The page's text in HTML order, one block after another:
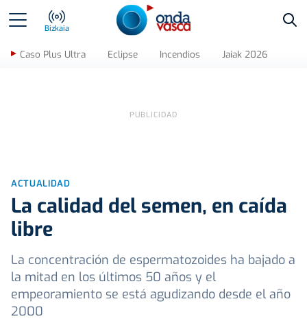
Bizkaia
Caso Plus Ultra Eclipse Incendios Jaiak 2026
ACTUALIDAD
La calidad del semen, en caída
libre
La concentración de espermatozoides ha bajado a
la mitad en los últimos 50 años y el
empeoramiento se está agudizando desde el año
2000